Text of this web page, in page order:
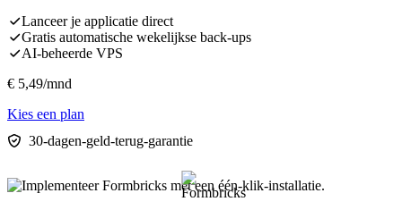
Lanceer je applicatie direct
Gratis automatische wekelijkse back-ups
AI-beheerde VPS
€ 5,49/mnd
Kies een plan
30-dagen-geld-terug-garantie